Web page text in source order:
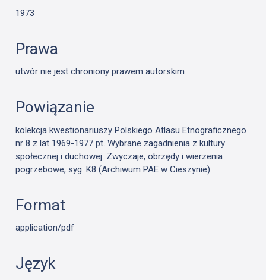
1973
Prawa
utwór nie jest chroniony prawem autorskim
Powiązanie
kolekcja kwestionariuszy Polskiego Atlasu Etnograficznego
nr 8 z lat 1969-1977 pt. Wybrane zagadnienia z kultury
społecznej i duchowej. Zwyczaje, obrzędy i wierzenia
pogrzebowe, syg. K8 (Archiwum PAE w Cieszynie)
Format
application/pdf
Język